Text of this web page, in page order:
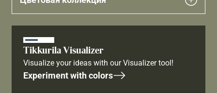
Tikkurila Visualizer
Visualize your ideas with our Visualizer tool!
Experiment with colors